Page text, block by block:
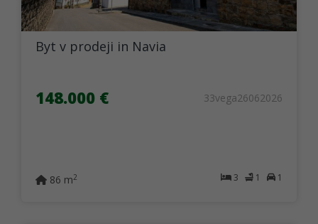
Byt v prodeji in Navia
148.000 € 33vega26062026
3 1 1
86 m2